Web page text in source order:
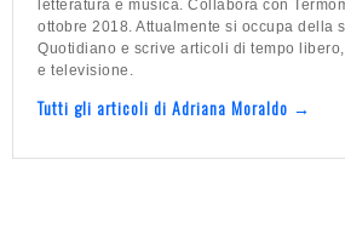
letteratura e musica. Collabora con
ottobre 2018. Attualmente si occupa della
Quotidiano e scrive articoli di tempo
e televisione.
Tutti gli articoli di Adriana Moraldo →